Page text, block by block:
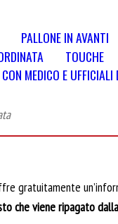
PALLONE IN AVANTI
TOUCHE
MEDICO E
gratuitamente
che viene ripagato